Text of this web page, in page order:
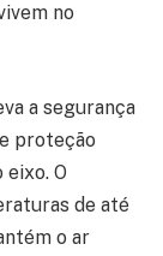
no
a segurança
proteção
O
de até
o ar